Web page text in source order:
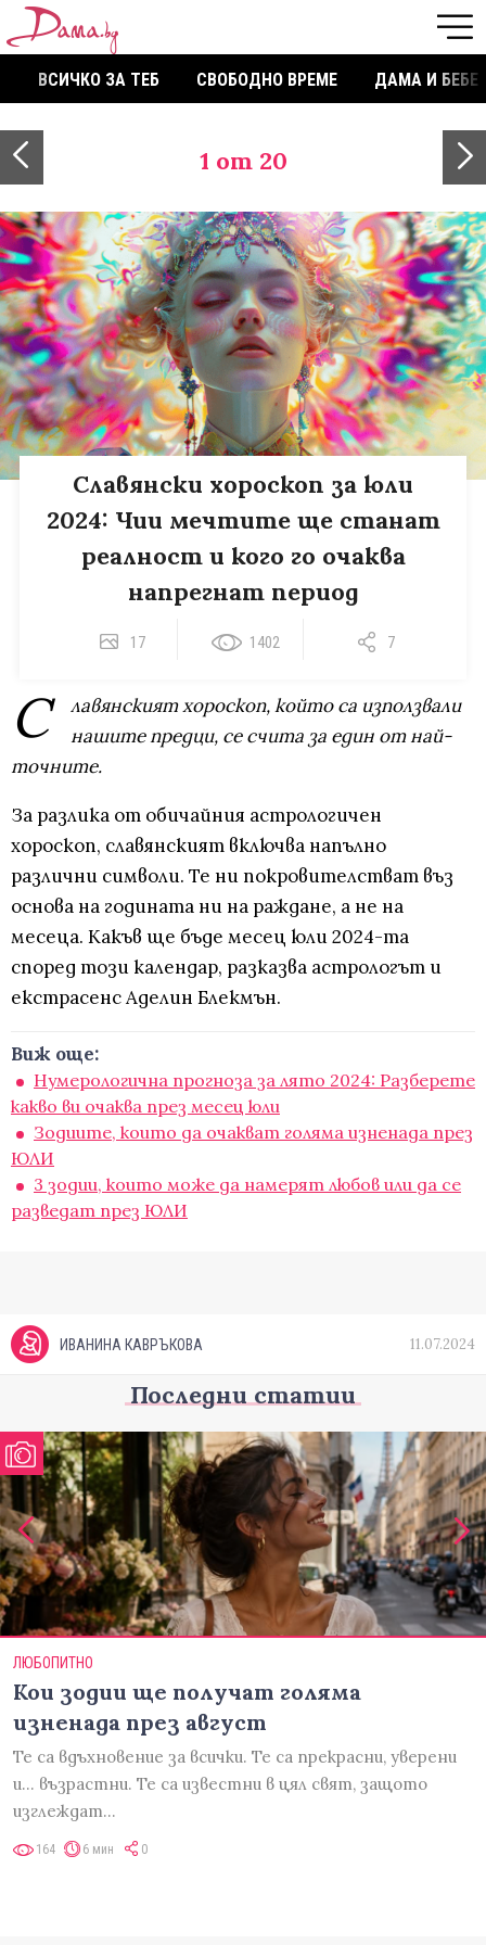
ВСИЧКО ЗА ТЕБ СВОБОДНО ВРЕМЕ ДАМА И БЕБЕ
1 от 20
Славянски хороскоп за юли
2024: Чии мечтите ще станат
реалност и кого го очаква
напрегнат период
17 1402 7
С
лавянският хороскоп, който са използвали
нашите предци, се счита за един от най-
точните.
За разлика от обичайния астрологичен
хороскоп, славянският включва напълно
различни символи. Те ни покровителстват въз
основа на годината ни на раждане, а не на
месеца. Какъв ще бъде месец юли 2024-та
според този календар, разказва астрологът и
екстрасенс Аделин Блекмън.
Виж още:
Нумерологична прогноза за лято 2024: Разберете
какво ви очаква през месец юли
Зодиите, които да очакват голяма изненада през
ЮЛИ
3 зодии, които може да намерят любов или да се
разведат през ЮЛИ
ИВАНИНА КАВРЪКОВА 11.07.2024
Последни статии
ЛЮБОПИТНО
Кои зодии ще получат голяма
изненада през август
Те са вдъхновение за всички. Те са прекрасни, уверени
и... възрастни. Те са известни в цял свят, защото
изглеждат…
164 6 мин 0